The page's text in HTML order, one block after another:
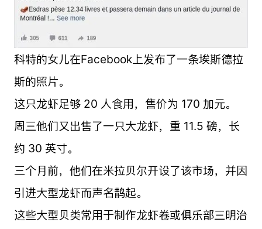
科特的女儿在Facebook上发布了一条埃斯德拉
斯的照片。
这只龙虾足够 20 人食用，售价为 170 加元。
周三他们又出售了一只大龙虾，重 11.5 磅，长
约 30 英寸。
三个月前，他们在米拉贝尔开设了该市场，并因
引进大型龙虾而声名鹊起。
这些大型贝类常用于制作龙虾卷或俱乐部三明治